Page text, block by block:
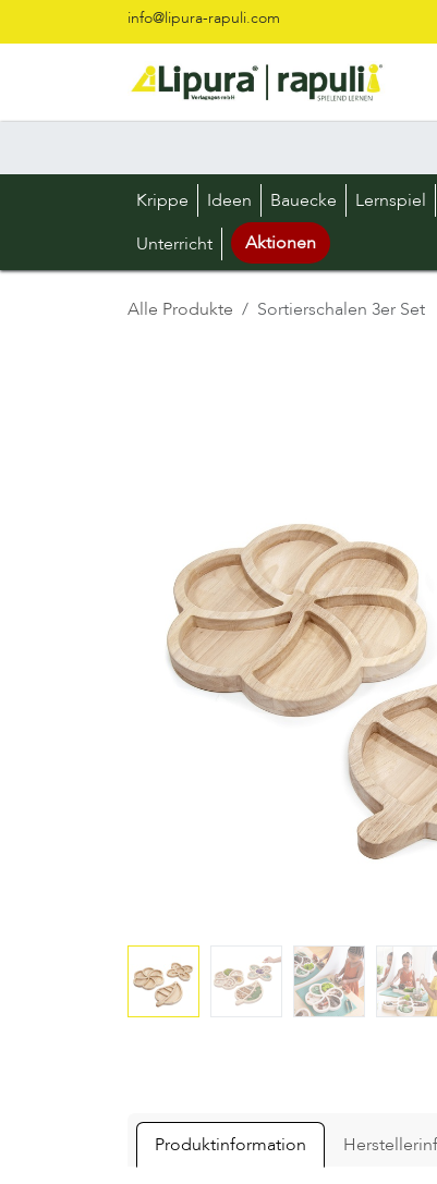
Zum Inhalt springeninfo@lipura-rapuli.com
Krippe Ideen Bauecke Lernspiel
Unterricht
Aktionen
Alle Produkte Sortierschalen 3er Set
Produktinformation